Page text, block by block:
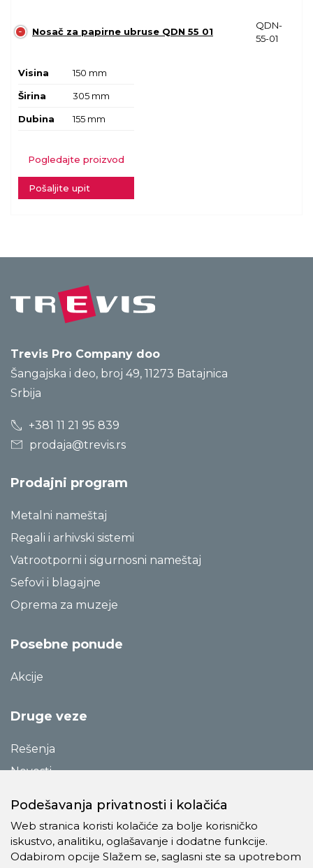
Nosač za papirne ubruse QDN 55 01
QDN-
55-01
Visina 150 mm
Širina 305 mm
Dubina 155 mm
Pogledajte proizvod
Pošaljite upit
Trevis Pro Company doo
Šangajska i deo, broj 49, 11273 Batajnica
Srbija
+381 11 21 95 839
prodaja@trevis.rs
Prodajni program
Metalni nameštaj
Regali i arhivski sistemi
Vatrootporni i sigurnosni nameštaj
Sefovi i blagajne
Oprema za muzeje
Posebne ponude
Akcije
Druge veze
Rešenja
Novosti
O preduzeću
Kontakt
Podešavanja privatnosti i kolačića
Web stranica koristi kolačiće za bolje korisničko
iskustvo, analitiku, oglašavanje i dodatne funkcije.
Odabirom opcije Slažem se, saglasni ste sa upotrebom